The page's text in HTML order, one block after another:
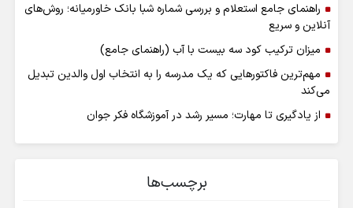
راهنمای جامع استعلام و بررسی شماره شبا بانک خاورمیانه؛ روش‌های
آنلاین و سریع
میزان ترکیب کود سه بیست با آب (راهنمای جامع)
مهم‌ترین فاکتورهایی که یک مدرسه را به انتخاب اول والدین تبدیل
می‌کند
از یادگیری تا مهارت؛ مسیر رشد در آموزشگاه فکر جوان
برچسب‌ها